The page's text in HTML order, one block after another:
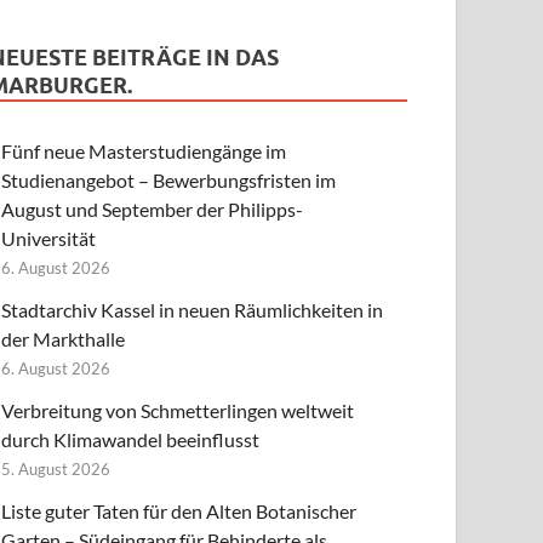
BEITRÄGE IN DAS
Fünf neue Masterstudiengänge im
Studienangebot – Bewerbungsfristen im
August und September der Philipps-
Universität
6. August 2026
Stadtarchiv Kassel in neuen Räumlichkeiten in
der Markthalle
6. August 2026
Verbreitung von Schmetterlingen weltweit
durch Klimawandel beeinflusst
5. August 2026
Liste guter Taten für den Alten Botanischer